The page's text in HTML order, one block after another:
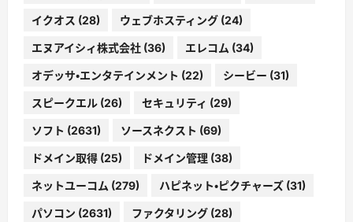
イクオス (28) ウェブホスティング (24)
エヌアイシィ株式会社 (36) エレコム (34)
オデッサ・エンタテインメント (22) シービー (31)
スピークエル (26) セキュリティ (29)
ソフト (2631) ソースネクスト (69)
ドメイン取得 (25) ドメイン管理 (38)
ネットユーコム (279) ハピネット・ピクチャーズ (31)
パソコン (2631) ファクタリング (28)